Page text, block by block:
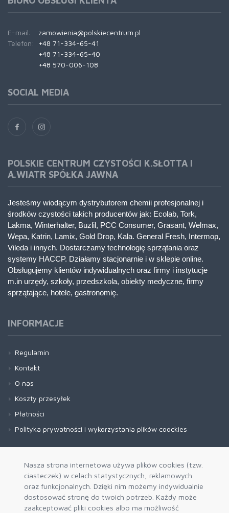
Nasza strona internetowa używa plików cookies (tzw.
ciasteczek) w celach statystycznych, reklamowych
oraz funkcjonalnych. Dzięki nim możemy indywidualnie
dostosować stronę do twoich potrzeb. Każdy może
zaakceptować pliki cookies albo ma możliwość
E-mail:
zamowienia@polskiecentrum.pl
Telefon:
+48 71-334-65-41
+48 71-334-65-40
+48 570-006-108
SOCIAL MEDIA
POLSKIE CENTRUM CZYSTOŚCI K.SŁOTTA I
A.WIATR SPÓŁKA JAWNA
Jesteśmy wiodącym dystrybutorem chemii profesjonalnej i
środków czystości takich producentów jak: Ecolab, Tork,
Lakma, Winterhalter, Buzlil, PCC Consumer, Grasant, Welmax,
Wepa, Katrin, Lamix, Gold Drop, Kala. General Fresh, Intermop,
Vileda i innych. Dostarczamy technologię sprzątania oraz
systemy HACCP. Działamy stacjonarnie i w sklepie online.
Obsługujemy klientów indywidualnych oraz firmy i instytucje
m.in urzędy, szkoły, przedszkola, obiekty medyczne, firmy
sprzątające, hotele, gastronomię.
INFORMACJE
Regulamin
Kontakt
O nas
Koszty przesyłek
Płatności
Polityka prywatności i wykorzystania plików coockies